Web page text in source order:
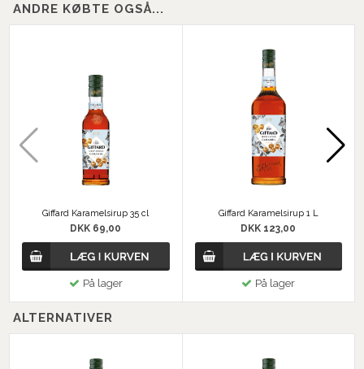
ANDRE KØBTE OGSÅ...
Giffard Karamelsirup 35 cl
DKK 69,00
På lager
Giffard Karamelsirup 1 L
DKK 123,00
På lager
ALTERNATIVER